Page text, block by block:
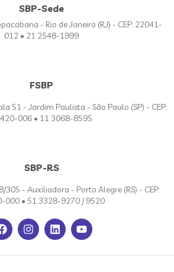
SBP-Sede
- Rio de Janeiro (RJ) - CEP: 22041-
012 • 21 2548-1999
FSBP
51 - Jardim Paulista - São Paulo (SP) - CEP:
006 • 11 3068-8595
SBP-RS
305 - Auxiliadora - Porto Alegre (RS) - CEP:
000 • 51 3328-9270 / 9520